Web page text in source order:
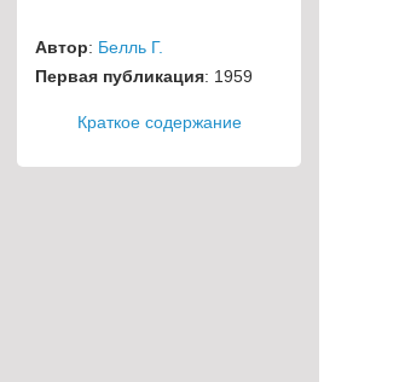
Автор: Белль Г.
Первая публикация: 1959
Краткое содержание